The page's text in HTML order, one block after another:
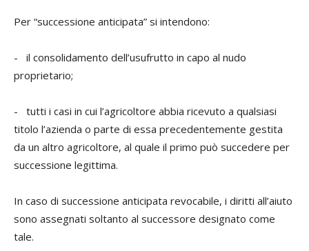
Per “successione anticipata” si intendono:
- il consolidamento dell’usufrutto in capo al nudo
proprietario;
- tutti i casi in cui l’agricoltore abbia ricevuto a qualsiasi
titolo l’azienda o parte di essa precedentemente gestita
da un altro agricoltore, al quale il primo può succedere per
successione legittima.
In caso di successione anticipata revocabile, i diritti all’aiuto
sono assegnati soltanto al successore designato come
tale.